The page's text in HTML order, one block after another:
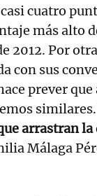
cuatro
más alto
2012. Por
con sus
prever que
arrastran la
Málaga